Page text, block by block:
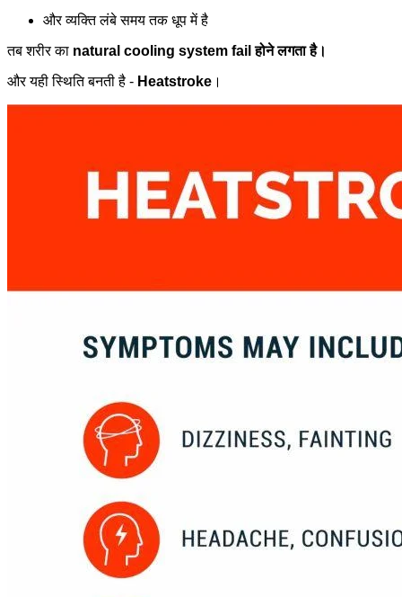
और व्यक्ति लंबे समय तक धूप में है
तब शरीर का natural cooling system fail होने लगता है।
और यही स्थिति बनती है - Heatstroke ।